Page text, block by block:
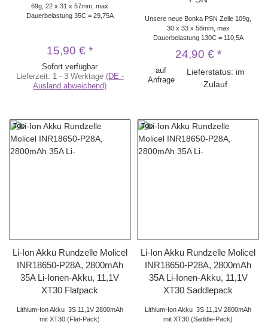
69g, 22 x 31 x 57mm, max
Dauerbelastung 35C = 29,75A
15,90 €*
Sofort verfügbar
Lieferzeit: 1 - 3 Werktage (DE -
Ausland abweichend)
Unsere neue Bonka PSN Zelle 109g,
30 x 33 x 58mm, max
Dauerbelastung 130C = 110,5A
24,90 € *
auf
Anfrage
Lieferstatus: im
Zulauf
Top
Li-Ion Akku Rundzelle Molicel
INR18650-P28A, 2800mAh
35A Li-Ionen-Akku, 11,1V
XT30 Flatpack
Lithium-Ion Akku 3S 11,1V 2800mAh
mit XT30 (Flat-Pack)
Top
Li-Ion Akku Rundzelle Molicel
INR18650-P28A, 2800mAh
35A Li-Ionen-Akku, 11,1V
XT30 Saddlepack
Lithium-Ion Akku 3S 11,1V 2800mAh
mit XT30 (Saddle-Pack)